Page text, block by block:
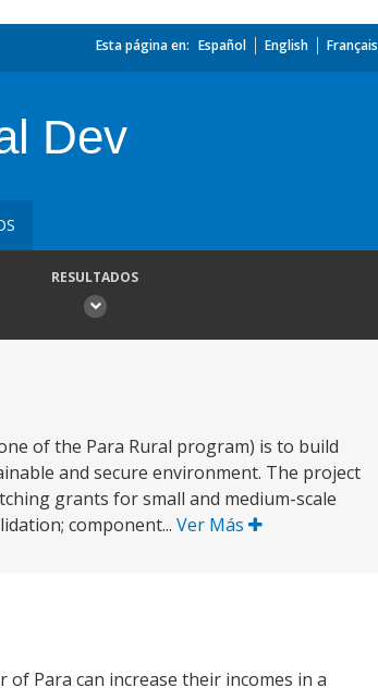
Esta página en: Español English Français
Dev
RESULTADOS
of the Para Rural program) is to build
and secure environment. The project
grants for small and medium-scale
component... Ver Más
Para can increase their incomes in a